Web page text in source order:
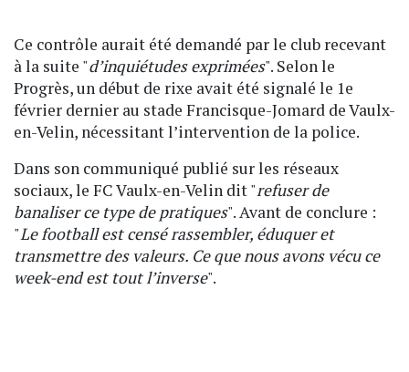
Ce contrôle aurait été demandé par le club recevant
à la suite "d’inquiétudes exprimées". Selon le
Progrès, un début de rixe avait été signalé le 1e
février dernier au stade Francisque-Jomard de Vaulx-
en-Velin, nécessitant l’intervention de la police.
Dans son communiqué publié sur les réseaux
sociaux, le FC Vaulx-en-Velin dit "refuser de
banaliser ce type de pratiques". Avant de conclure :
"Le football est censé rassembler, éduquer et
transmettre des valeurs. Ce que nous avons vécu ce
week-end est tout l’inverse".